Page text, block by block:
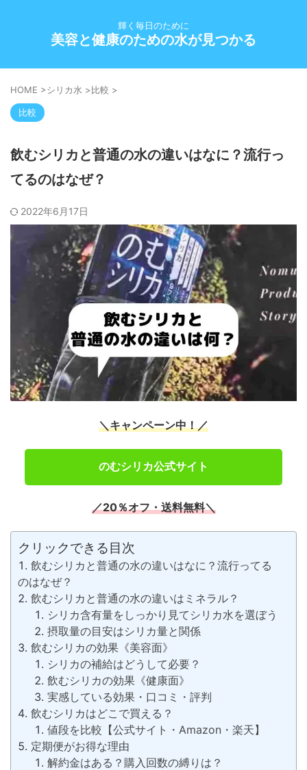
輝く毎日のために
美容と健康のための水が見つかる
HOME >シリカ水 >比較 >
比較
飲むシリカと普通の水の違いはなに？流行っ
てるのはなぜ？
2022年6月17日
＼キャンペーン中！／
のむシリカ公式サイト
／20％オフ・送料無料＼
クリックできる目次
飲むシリカと普通の水の違いはなに？流行ってる
のはなぜ？
飲むシリカと普通の水の違いはミネラル？
シリカ含有量をしっかり見てシリカ水を選ぼう
摂取量の目安はシリカ量と関係
飲むシリカの効果《美容面》
シリカの補給はどうして必要？
飲むシリカの効果《健康面》
実感している効果・口コミ・評判
飲むシリカはどこで買える？
値段を比較【公式サイト・Amazon・楽天】
定期便がお得な理由
解約金はある？購入回数の縛りは？